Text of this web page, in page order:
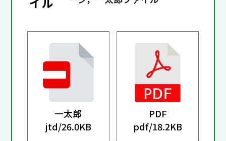
一太郎
jtd/26.0KB
PDF
pdf/18.2KB